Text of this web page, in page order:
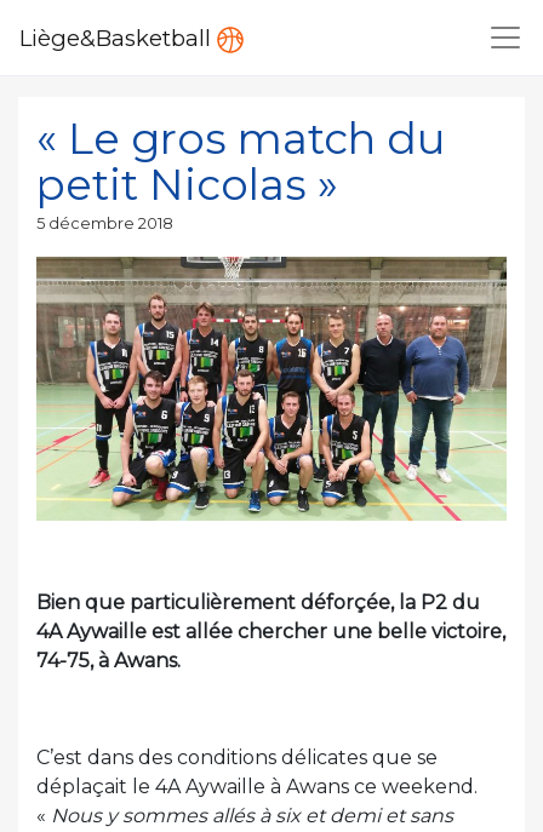
Liège&Basketball
« Le gros match du
petit Nicolas »
Publié
5 décembre 2018
Bien que particulièrement déforçée, la P2 du
4A Aywaille est allée chercher une belle victoire,
74-75, à Awans.
C’est dans des conditions délicates que se
déplaçait le 4A Aywaille à Awans ce weekend.
« Nous y sommes allés à six et demi et sans